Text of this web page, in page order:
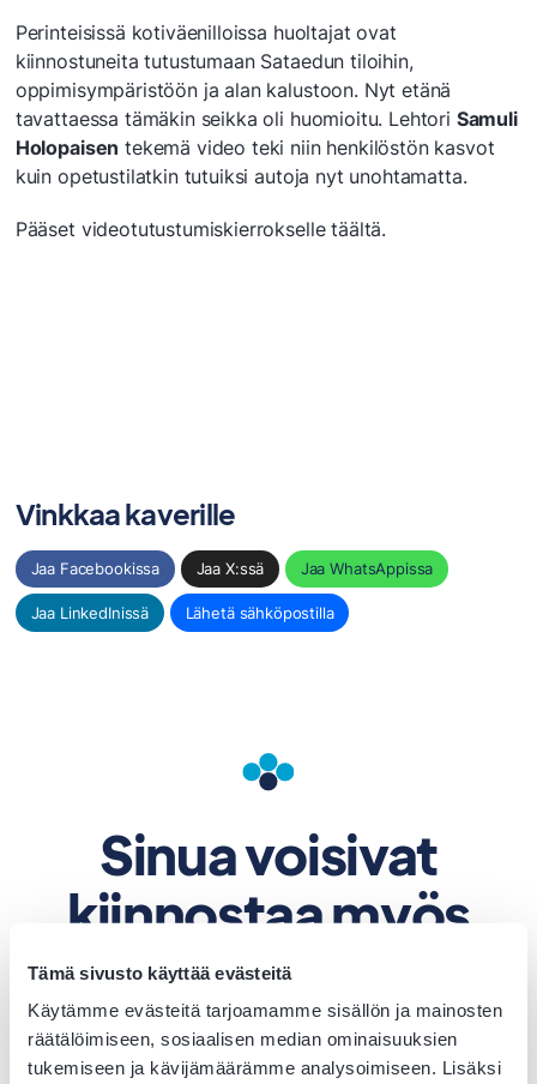
Tämä sivusto käyttää evästeitä
Käytämme evästeitä tarjoamamme sisällön ja mainosten
räätälöimiseen, sosiaalisen median ominaisuuksien
tukemiseen ja kävijämäärämme analysoimiseen. Lisäksi
Perinteisissä kotiväenilloissa huoltajat ovat
kiinnostuneita tutustumaan Sataedun tiloihin,
oppimisympäristöön ja alan kalustoon. Nyt etänä
tavattaessa tämäkin seikka oli huomioitu. Lehtori Samuli
Holopaisen tekemä video teki niin henkilöstön kasvot
kuin opetustilatkin tutuiksi autoja nyt unohtamatta.
Pääset videotutustumiskierrokselle täältä.
Vinkkaa kaverille
Jaa Facebookissa Jaa X:ssä Jaa WhatsAppissa
Jaa LinkedInissä Lähetä sähköpostilla
Sinua voisivat
kiinnostaa myös
nämä jutut